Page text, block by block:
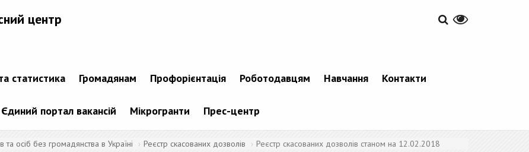
центр
статистика Громадянам Профорієнтація Роботодавцям Навчання Контакти
Єдиний портал вакансій Мікрогранти Прес-центр
осіб без громадянства в Україні Реєстр скасованих дозволів Реєстр скасованих дозволів станом на 12.02.2018